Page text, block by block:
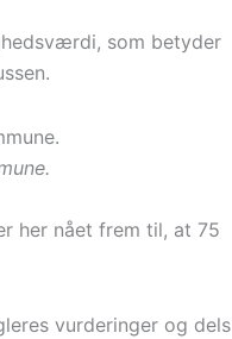
som betyder
her nået frem til, at 75
vurderinger og dels